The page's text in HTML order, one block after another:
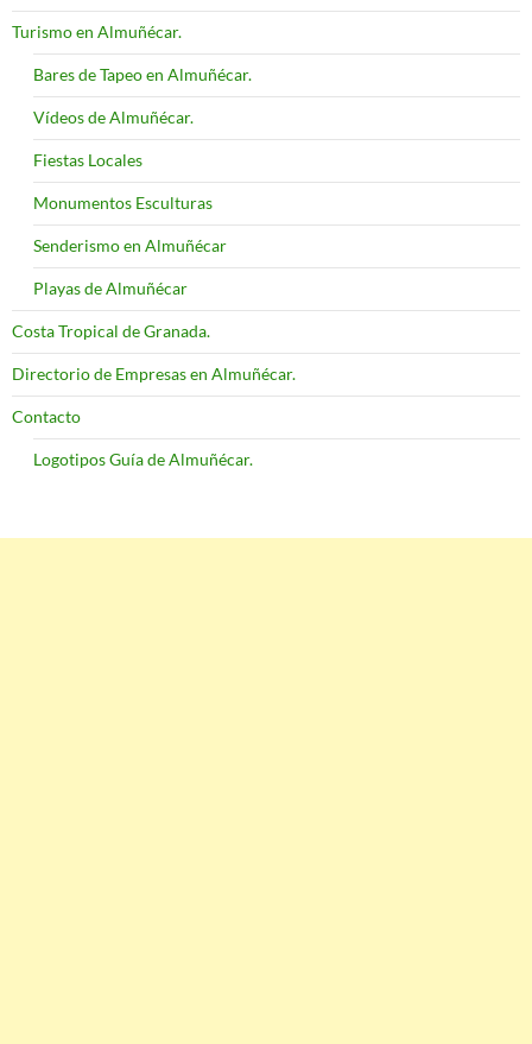
Turismo en Almuñécar.
Bares de Tapeo en Almuñécar.
Vídeos de Almuñécar.
Fiestas Locales
Monumentos Esculturas
Senderismo en Almuñécar
Playas de Almuñécar
Costa Tropical de Granada.
Directorio de Empresas en Almuñécar.
Contacto
Logotipos Guía de Almuñécar.